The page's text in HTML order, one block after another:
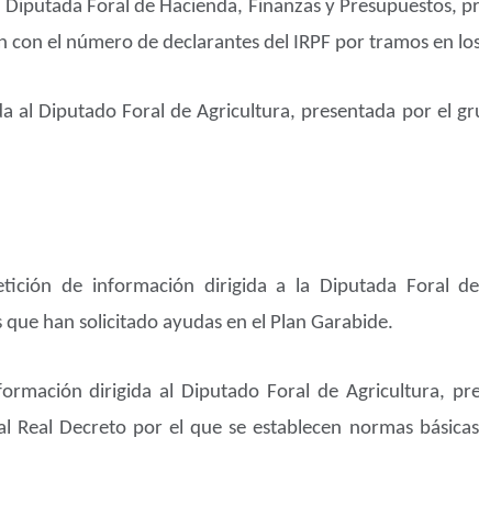
Foral de Hacienda, Finanzas y Presupuestos,
el número de declarantes del IRPF por tramos en
al Diputado Foral de Agricultura, presentada por el
de información dirigida a la Diputada Foral
han solicitado ayudas en el Plan Garabide.
dirigida al Diputado Foral de Agricultura,
Real Decreto por el que se establecen normas